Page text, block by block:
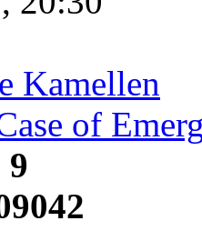
Kamellen
of
9